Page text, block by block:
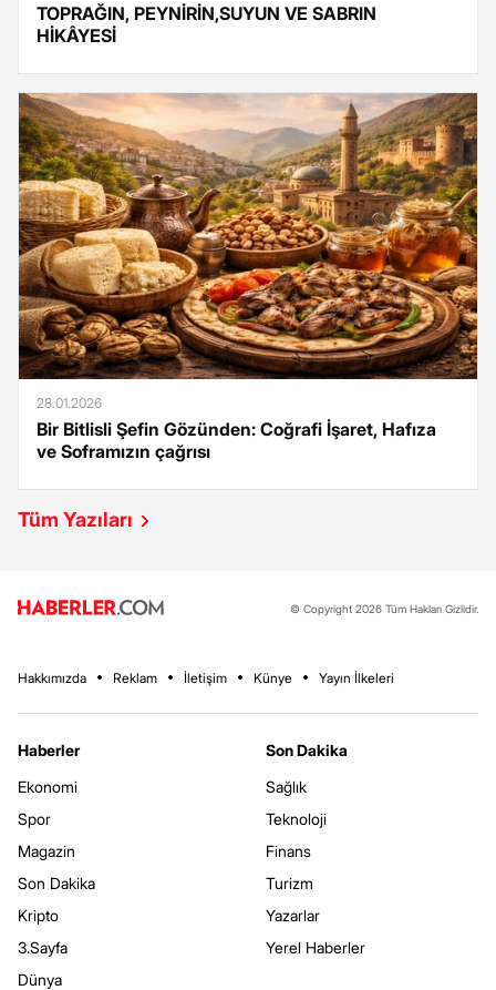
TOPRAĞIN, PEYNİRİN,SUYUN VE SABRIN
HİKÂYESİ
28.01.2026
Bir Bitlisli Şefin Gözünden: Coğrafi İşaret, Hafıza
ve Soframızın çağrısı
Tüm Yazıları
© Copyright 2026 Tüm Hakları Gizlidir.
Hakkımızda Reklam İletişim Künye Yayın İlkeleri
Haberler
Ekonomi
Spor
Magazin
Son Dakika
Kripto
3.Sayfa
Dünya
Son Dakika
Sağlık
Teknoloji
Finans
Turizm
Yazarlar
Yerel Haberler